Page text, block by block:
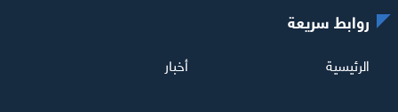
روابط سريعة
الرئيسية أخبار